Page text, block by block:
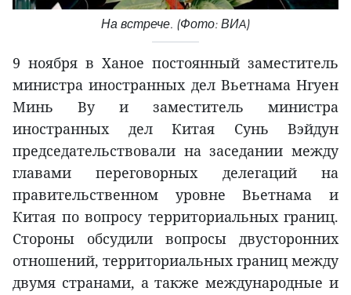
На встрече. (Фото: ВИA)
9 ноября в Ханое постоянный заместитель
министра иностранных дел Вьетнама Нгуен
Минь Ву и заместитель министра
иностранных дел Китая Сунь Вэйдун
председательствовали на заседании между
главами переговорных делегаций на
правительственном уровне Вьетнама и
Китая по вопросу территориальных границ.
Стороны обсудили вопросы двусторонних
отношений, территориальных границ между
двумя странами, а также международные и